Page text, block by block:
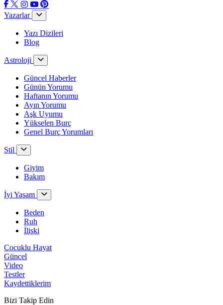
Yazarlar
Yazı Dizileri
Blog
Astroloji
Güncel Haberler
Günün Yorumu
Haftanın Yorumu
Ayın Yorumu
Aşk Uyumu
Yükselen Burç
Genel Burç Yorumları
Stil
Giyim
Bakım
İyi Yaşam
Beden
Ruh
İlişki
Çocuklu Hayat
Güncel
Video
Testler
Kaydettiklerim
Bizi Takip Edin